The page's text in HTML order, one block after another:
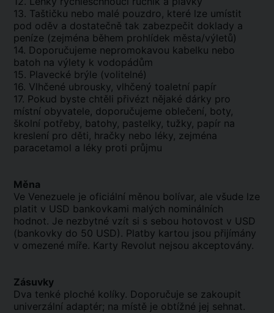
13. Taštičku nebo malé pouzdro, které lze umístit
pod oděv a dostatečně tak zabezpečit doklady a
peníze (zejména během prohlídek města/výletů)
14. Doporučujeme nepromokavou kabelku nebo
batoh na výlety k vodopádům
15. Plavecké brýle (volitelné)
16. Vlhčené ubrousky, vlhčený toaletní papír
17. Pokud byste chtěli přivézt nějaké dárky pro
místní obyvatele, doporučujeme oblečení, boty,
školní potřeby, batohy, pastelky, tužky, papír na
kreslení pro děti, hračky nebo léky, zejména
paracetamol a léky proti průjmu
Měna
Ve Venezuele je oficiální měnou bolívar, ale všude lze
platit v USD bankovkami malých nominálních
hodnot. Je nezbytné vzít si s sebou hotovost v USD
(bankovky do 50 USD). Platby kartou jsou přijímány
v omezené míře. Karty Revolut nejsou akceptovány.
Zásuvky
Dva tenké ploché kolíky. Doporučuje se zakoupit
univerzální adaptér; na místě je obtížné jej sehnat.